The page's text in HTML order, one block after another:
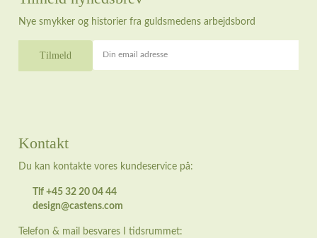
Kontakt
Du kan kontakte vores kundeservice på:
Tlf +45 32 20 04 44
design@castens.com
Telefon & mail besvares I tidsrummet:
Nye smykker og historier fra guldsmedens arbejdsbord
Din email adresse